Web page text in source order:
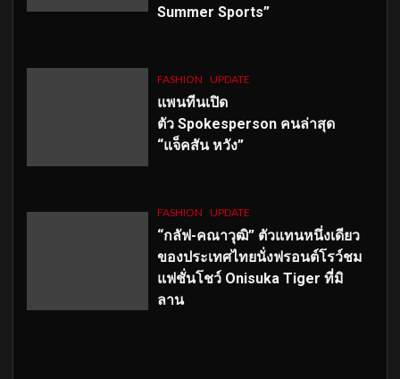
Summer Sports”
FASHION UPDATE
แพนทีนเปิด
ตัว Spokesperson คนล่าสุด
“แจ็คสัน หวัง”
FASHION UPDATE
“กลัฟ-คณาวุฒิ” ตัวแทนหนึ่งเดียว
ของประเทศไทยนั่งฟรอนต์โรว์ชม
แฟชั่นโชว์ Onisuka Tiger ที่มิ
ลาน